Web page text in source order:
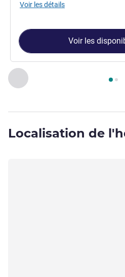
Précédent - Chambre
Page , Chambre 1 :
Voir les détails
Voir les
Localisation de